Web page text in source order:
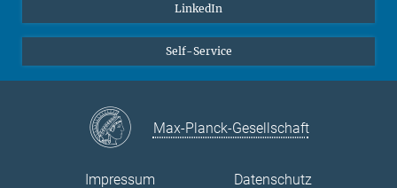
LinkedIn
Self-Service
Max-Planck-Gesellschaft
Impressum Datenschutz